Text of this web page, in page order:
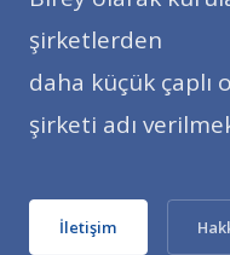
şirketlerden
daha küçük çaplı
şirketi adı
İletişim